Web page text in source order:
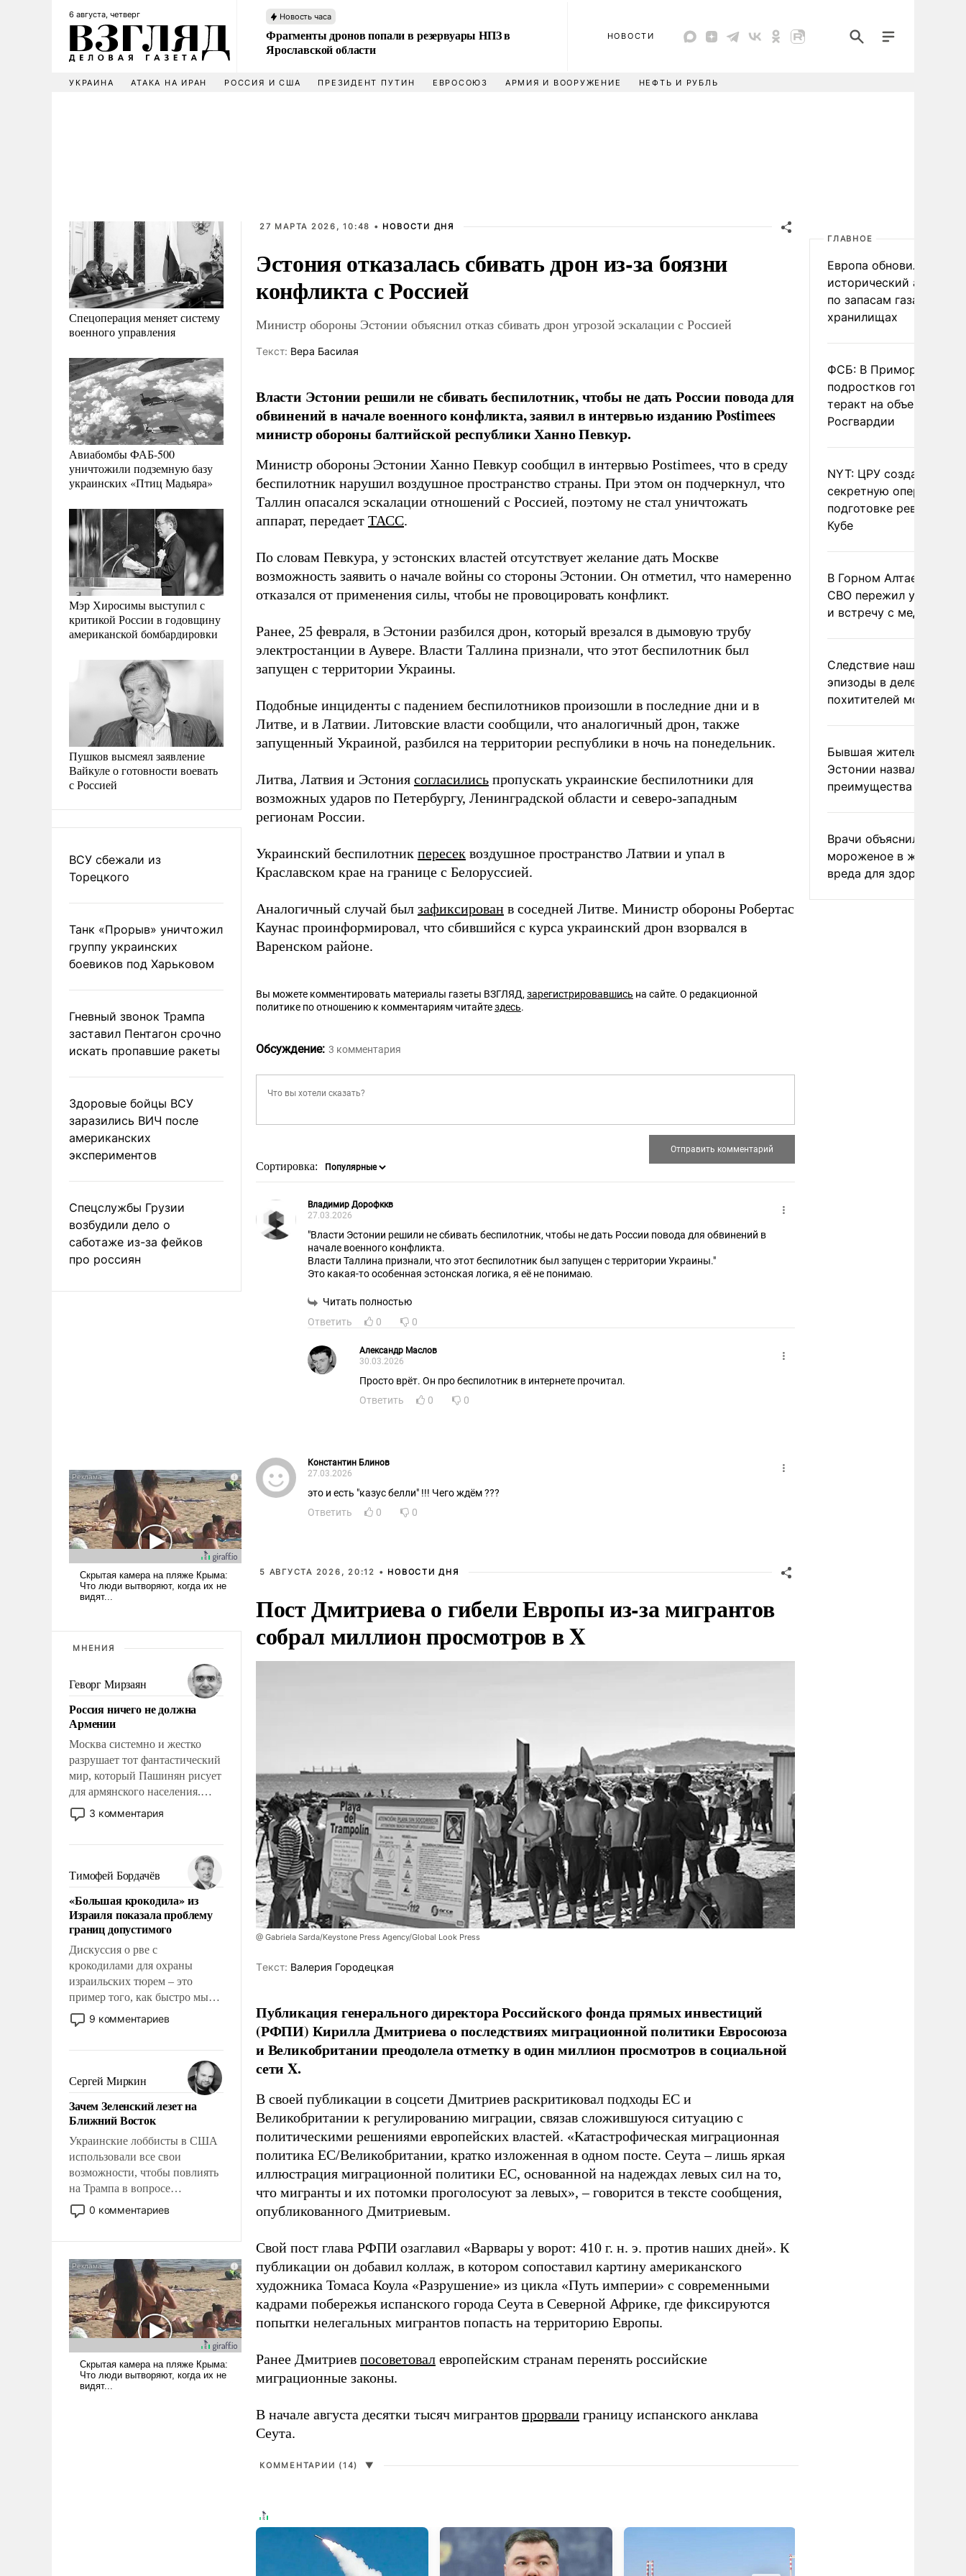
6 августа, четверг Новость часа
Фрагменты дронов попали в резервуары НПЗ в
Ярославской области
НОВОСТИ
УКРАИНА АТАКА НА ИРАН РОССИЯ И США ПРЕЗИДЕНТ ПУТИН ЕВРОСОЮЗ АРМИЯ И ВООРУЖЕНИЕ НЕФТЬ И РУБЛЬ
Спецоперация меняет систему
военного управления
Авиабомбы ФАБ-500
уничтожили подземную базу
украинских «Птиц Мадьяра»
Мэр Хиросимы выступил с
критикой России в годовщину
американской бомбардировки
Пушков высмеял заявление
Вайкуле о готовности воевать
с Россией
ВСУ сбежали из
Торецкого
Танк «Прорыв» уничтожил
группу украинских
боевиков под Харьковом
Гневный звонок Трампа
заставил Пентагон срочно
искать пропавшие ракеты
Здоровые бойцы ВСУ
заразились ВИЧ после
американских
экспериментов
Спецслужбы Грузии
возбудили дело о
саботаже из-за фейков
про россиян
МНЕНИЯ
Геворг Мирзаян
Россия ничего не должна
Армении
Москва системно и жестко
разрушает тот фантастический
мир, который Пашинян рисует
для армянского населения.
Мир, где этому населению все
должны просто по
политические прожекты будут
беспрекословно оплачиваться
за счет российских
налогоплательщиков и где за
свои поступки не нужно
отвечать.
3 комментария
Тимофей Бордачёв
«Большая крокодила» из
Израиля показала проблему
границ допустимого
Дискуссия о рве с
крокодилами для охраны
израильских тюрем – это
пример того, как быстро мы
двигаемся по пути
революционных изменений.
псевдонаучной фантастики,
стало всерьез обсуждаемой
идеей.
9 комментариев
Сергей Миркин
Зачем Зеленский лезет на
Ближний Восток
Украинские лоббисты в США
использовали все свои
возможности, чтобы повлиять
на Трампа в вопросе
предоставления вооружений
своим нанимателям. Вероятно,
голову мысль: хорошо бы
продемонстрировать, что
Украина вступила в
вооруженное противостояние
с Ираном.
0 комментариев
27 МАРТА 2026, 10:48 • НОВОСТИ ДНЯ
Эстония отказалась сбивать дрон из-за боязни
конфликта с Россией
Министр обороны Эстонии объяснил отказ сбивать дрон угрозой эскалации с Россией
Tекст: Вера Басилая
Власти Эстонии решили не сбивать беспилотник, чтобы не дать России повода для
обвинений в начале военного конфликта, заявил в интервью изданию Postimees
министр обороны балтийской республики Ханно Певкур.
Министр обороны Эстонии Ханно Певкур сообщил в интервью Postimees, что в среду
беспилотник нарушил воздушное пространство страны. При этом он подчеркнул, что
Таллин опасался эскалации отношений с Россией, поэтому не стал уничтожать
аппарат, передает ТАСС.
По словам Певкура, у эстонских властей отсутствует желание дать Москве
возможность заявить о начале войны со стороны Эстонии. Он отметил, что намеренно
отказался от применения силы, чтобы не провоцировать конфликт.
Ранее, 25 февраля, в Эстонии разбился дрон, который врезался в дымовую трубу
электростанции в Аувере. Власти Таллина признали, что этот беспилотник был
запущен с территории Украины.
Подобные инциденты с падением беспилотников произошли в последние дни и в
Литве, и в Латвии. Литовские власти сообщили, что аналогичный дрон, также
запущенный Украиной, разбился на территории республики в ночь на понедельник.
Литва, Латвия и Эстония согласились пропускать украинские беспилотники для
возможных ударов по Петербургу, Ленинградской области и северо-западным
регионам России.
Украинский беспилотник пересек воздушное пространство Латвии и упал в
Краславском крае на границе с Белоруссией.
Аналогичный случай был зафиксирован в соседней Литве. Министр обороны Робертас
Каунас проинформировал, что сбившийся с курса украинский дрон взорвался в
Варенском районе.
Вы можете комментировать материалы газеты ВЗГЛЯД, зарегистрировавшись на сайте. О редакционной
политике по отношению к комментариям читайтездесь.
Обсуждение: 3 комментария
Сортировка:
Владимир Дорофккв
27.03.2026
"Власти Эстонии решили не сбивать беспилотник, чтобы не дать России повода для обвинений в
начале военного конфликта.
Власти Таллина признали, что этот беспилотник был запущен с территории Украины."
Это какая-то особенная эстонская логика, я её не понимаю.
Читать полностью
Ответить
0 0
Александр Маслов
30.03.2026
Просто врёт. Он про беспилотник в интернете прочитал.
Ответить
0 0
Константин Блинов
27.03.2026
это и есть "казус белли" !!! Чего ждём ???
Ответить
0 0
5 АВГУСТА 2026, 20:12 • НОВОСТИ ДНЯ
Пост Дмитриева о гибели Европы из-за мигрантов
собрал миллион просмотров в X
@ Gabriela Sarda/Keystone Press Agency/Global Look Press
Tекст: Валерия Городецкая
Публикация генерального директора Российского фонда прямых инвестиций
(РФПИ) Кирилла Дмитриева о последствиях миграционной политики Евросоюза
и Великобритании преодолела отметку в один миллион просмотров в социальной
сети X.
В своей публикации в соцсети Дмитриев раскритиковал подходы ЕС и
Великобритании к регулированию миграции, связав сложившуюся ситуацию с
политическими решениями европейских властей. «Катастрофическая миграционная
политика ЕС/Великобритании, кратко изложенная в одном посте. Сеута – лишь яркая
иллюстрация миграционной политики ЕС, основанной на надеждах левых сил на то,
что мигранты и их потомки проголосуют за левых», – говорится в тексте сообщения,
опубликованного Дмитриевым.
Свой пост глава РФПИ озаглавил «Варвары у ворот: 410 г. н. э. против наших дней». К
публикации он добавил коллаж, в котором сопоставил картину американского
художника Томаса Коула «Разрушение» из цикла «Путь империи» с современными
кадрами побережья испанского города Сеута в Северной Африке, где фиксируются
попытки нелегальных мигрантов попасть на территорию Европы.
Ранее Дмитриев посоветовал европейским странам перенять российские
миграционные законы.
В начале августа десятки тысяч мигрантов прорвали границу испанского анклава
Сеута.
КОММЕНТАРИИ (14) ▼
ГЛАВНОЕ
Европа обновила
исторический
по запасам газа в
хранилищах
ФСБ: В Приморье трое
подростков готовили
теракт на объекте
Росгвардии
NYT: ЦРУ создало
секретную опергруппу
подготовке революции
Кубе
В Горном Алтае
СВО пережил удар
и встречу с медведем
Следствие нашло
эпизоды в деле
похитителей москвичек
Бывшая жительница
Эстонии назвала
преимущества России
Врачи объяснили, как
мороженое в жару без
вреда для здоровья